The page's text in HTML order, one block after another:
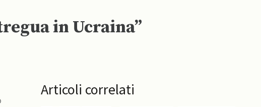
in Ucraina”
Articoli correlati